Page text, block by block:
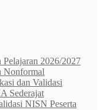
2026/2027
Nonformal
dan Validasi
Sederajat
NISN Peserta